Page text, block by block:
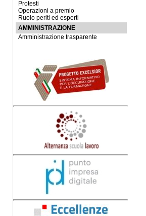
Protesti
Operazioni a premio
Ruolo periti ed esperti
AMMINISTRAZIONE
Amministrazione trasparente